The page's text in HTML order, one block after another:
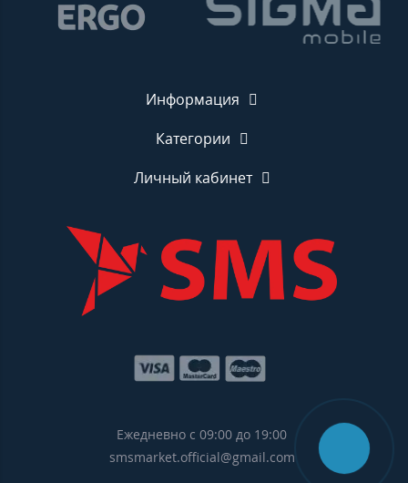
Информация
Категории
Личный кабинет
Ежедневно с 09:00 до 19:00
smsmarket.official@gmail.com